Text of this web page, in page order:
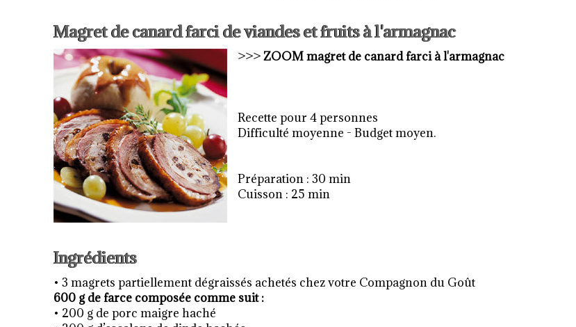
Magret de canard farci de viandes et fruits à l'armagnac
>>>ZOOMmagret de canard farci à l'armagnac
Recette pour 4 personnes
Difficulté moyenne - Budget moyen.
Préparation : 30 min
Cuisson : 25 min
Ingrédients
• 3 magrets partiellement dégraissés achetés chez votre Compagnon du Goût
600 g de farce composée comme suit :
• 200 g de porc maigre haché